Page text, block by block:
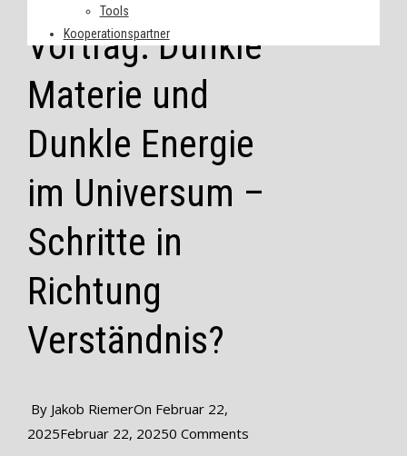
Tools
Kooperationspartner
Vortrag: Dunkle
Materie und
Dunkle Energie
im Universum –
Schritte in
Richtung
Verständnis?
By Jakob RiemerOn Februar 22,
2025Februar 22, 20250 Comments